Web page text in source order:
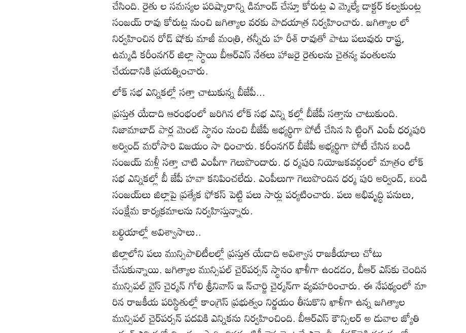
చేసింది. రైతు ల సమస్యల పరిష్కారాన్ని డిమాండ్‌ చేస్తూ కోరుట్ల ఎ మ్మెల్యే డాక్టర్‌ కల్వకుంట్ల
సంజయ్‌ రావు కోరుట్ల నుంచి జగిత్యాల వరకు పాదయాత్ర నిర్వహించారు. జగిత్యాల లో
నిర్వహించిన రోడ్‌ షోకు మాజీ మంత్రి, తన్నీరు హ రీశ్‌ రావుతో పాటు పలువురు రాష్ట్ర,
ఉమ్మడి కరీంనగర్‌ జిల్లా స్థాయి బీఆర్‌ఎస్‌ నేతలు హాజరై రైతులను చైతన్య వంతులను
చేయడానికి ప్రయత్నించారు.
లోక్‌ సభ ఎన్నికల్లో సత్తా చాటుకున్న బీజేపీ...
ప్రస్తుత యేడాది ఆరంభంలో జరిగిన లోక్‌ సభ ఎన్ని కల్లో బీజేపీ సత్తాను చాటుకుంది.
నిజామాబాద్‌ పార్ల మెంట్‌ స్థానం నుంచి బీజేపీ అభ్యర్థిగా పోటీ చేసిన సి ట్టింగ్‌ ఎంపీ ధర్మపురి
అర్వింద్‌ మరోసారి విజయం సా ధించారు. కరీంనగర్‌ బీజేపీ అభ్యర్థిగా పోటీ చేసిన బండి
సంజయ్‌ మళ్లీ సత్తా చాటి ఎంపీగా గెలుపొందారు. ధ ర్మపురి నియోజకవర్గంలో మాత్రం లోక్‌
సభ ఎన్నికల్లో బీ జేపీ హవా కనిపించలేదు. ఎంపీలుగా గెలుపొందిన ధర్మ పురి అర్వింద్‌, బండి
సంజయ్‌లు జిల్లాపై ప్రత్యేక ఫోకస్‌ పెట్టి పలు సార్లు పర్యటించారు. పలు అభివృద్ధి పనులు,
సంక్షేమ కార్యక్రమాలను నిర్వహిస్తున్నారు.
బల్ధియాల్లో అవిశ్వాసాలు..
జిల్లాలోని పలు మున్సిపాలిటీలల్లో ప్రస్తుత యేడాది అవిశ్వాస రాజకీయాలు చోటు
చేసుకున్నాయి. జగిత్యాల మున్సిపల్‌ చైర్‌పర్సన్‌ స్థానం ఖాళీగా ఉండడం, బీఆర్‌ ఎస్‌కు చెందిన
మున్సిపల్‌ వైస్‌ చైర్మన్‌ గోలి శ్రీనివాస్‌ ఇ న్‌చార్జి చైర్మన్‌గా వ్యవహరించారు. ఈ నేపథ్యంలో మా
రిన రాజకీయ పరిస్థితుల్లో కాంగ్రెస్‌ ప్రభుత్వం నిర్ణయం తీసుకొని ఖాళీగా ఉన్న జగిత్యాల
మున్సిపల్‌ చైర్‌పర్సన్‌ పదవికి ఎన్నికను నిర్వహించింది. బీఆర్‌ఎస్‌ కౌన్సిలర్‌ అ డువాల జ్యోతి